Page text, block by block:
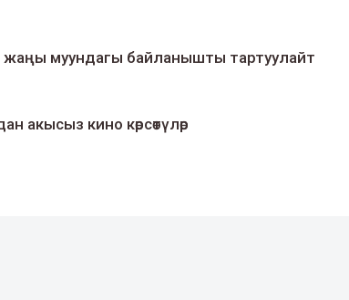
жаңы муундагы байланышты тартуулайт
акысыз кино көрсөтүлөр